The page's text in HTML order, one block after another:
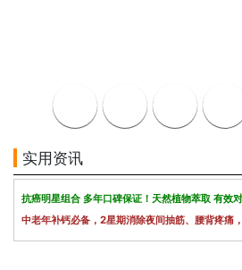
实用资讯
抗癌明星组合 多年口碑保证！天然植物萃取 有效
中老年补钙必备，2星期消除夜间抽筋、腰背疼痛